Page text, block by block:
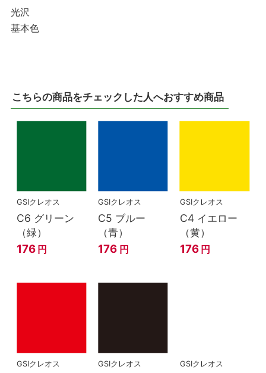
光沢
基本色
こちらの商品をチェックした人へおすすめ商品
GSIクレオス
C6 グリーン
（緑）
176 円
GSIクレオス
C5 ブルー
（青）
176 円
GSIクレオス
C4 イエロー
（黄）
176 円
GSIクレオス GSIクレオス GSIクレオス